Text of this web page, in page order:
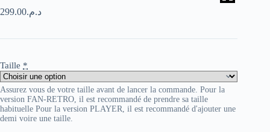
د.م.299.00
Taille *
Assurez vous de votre taille avant de lancer la commande. Pour la
version FAN-RETRO, il est recommandé de prendre sa taille
habituelle Pour la version PLAYER, il est recommandé d'ajouter une
demi voire une taille.